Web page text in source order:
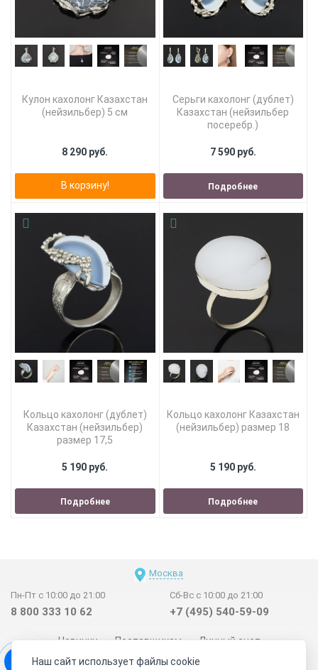
Кулон кахолонг Казахстан
(нейзильбер) 5 см
8 290 руб.
В корзину!
Серьги кахолонг (дублет)
Казахстан (нейзильбер
посеребр.)
7 590 руб.
Подробнее
Кольцо кахолонг (дублет)
Казахстан (нейзильбер)
размер 17,5
5 190 руб.
Подробнее
Кольцо кахолонг Казахстан
(нейзильбер) размер 18
5 190 руб.
Подробнее
Москва
Пн-Пт с 10:00 до 21:00
8 800 333 10 62
Сб-Вс с 10:00 до 21:00
+7 (495) 540-59-09
Новинки Поставщикам
Личный счет
Договор-оферта
О нас Наши магазины
Наш сайт использует файлы cookie